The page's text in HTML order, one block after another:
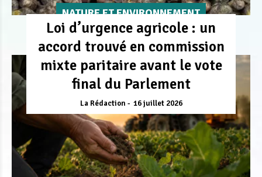
NATURE ET ENVIRONNEMENT
Loi d’urgence agricole : un
accord trouvé en commission
mixte paritaire avant le vote
final du Parlement
La Rédaction 16 juillet 2026